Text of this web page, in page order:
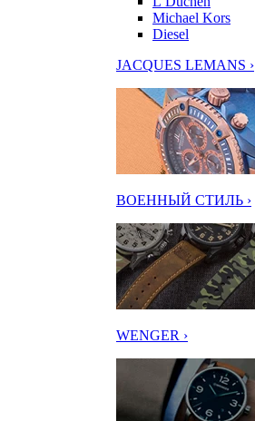
Michael Kors
Diesel
JACQUES LEMANS ›
ВОЕННЫЙ СТИЛЬ ›
WENGER ›